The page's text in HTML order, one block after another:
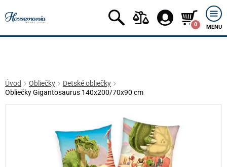
0 MENU
Úvod Obliečky
Detské obliečky
Obliečky Gigantosaurus 140x200/70x90 cm